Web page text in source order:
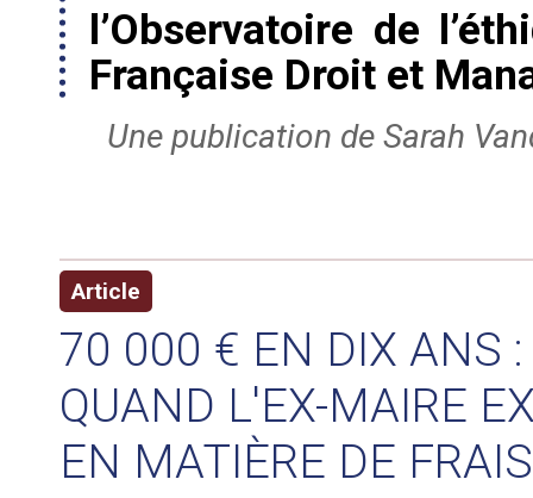
l’Observatoire de
Française Droit et
Une publication de Sarah
Article
70 000 € EN DIX ANS :
QUAND L'EX-MAIRE
EN MATIÈRE DE